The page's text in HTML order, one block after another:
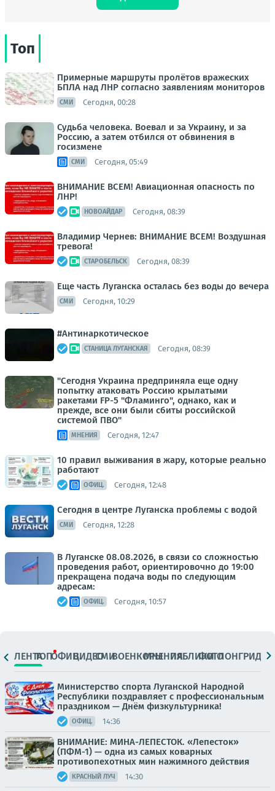
Топ
Примерные маршруты пролётов вражеских
БПЛА над ЛНР согласно заявлениям мониторов
СМИ Сегодня, 00:28
Судьба человека. Воевал и за Украину, и за
Россию, а затем отбился от обвинения в
госизмене
СМИ Сегодня, 05:49
ВНИМАНИЕ ВСЕМ! Авиационная опасность по
ЛНР!
НОВОАЙДАР Сегодня, 08:39
Владимир Чернев: ВНИМАНИЕ ВСЕМ! Воздушная
тревога!
СТАРОБЕЛЬСК Сегодня, 08:39
Еще часть Луганска осталась без воды до вечера
СМИ Сегодня, 10:29
#Антинаркотическое
СТАНИЦА ЛУГАНСКАЯ Сегодня, 08:39
"Сегодня Украина предприняла еще одну
попытку атаковать Россию крылатыми
ракетами FP-5 "Фламинго", однако, как и
прежде, все они были сбиты российской
системой ПВО"
МНЕНИЯ Сегодня, 12:47
10 правил выживания в жару, которые реально
работают
ОФИЦ. Сегодня, 12:48
Сегодня в центре Луганска проблемы с водой
СМИ Сегодня, 12:28
В Луганске 08.08.2026, в связи со сложностью
проведения работ, ориентировочно до 19:00
прекращена подача воды по следующим
адресам:
ОФИЦ. Сегодня, 10:57
ЛЕНТАТОПОФИЦ.ВИДЕОСМИВОЕНКОРЫМНЕНИЯПАБЛИКИ
ФОТОЛОНГРИДЫ
Министерство спорта Луганской Народной
Республики поздравляет с профессиональным
праздником — Днём физкультурника!
ОФИЦ. 14:36
ВНИМАНИЕ: МИНА-ЛЕПЕСТОК. «Лепесток»
(ПФМ-1) — одна из самых коварных
противопехотных мин нажимного действия
КРАСНЫЙ ЛУЧ 14:30